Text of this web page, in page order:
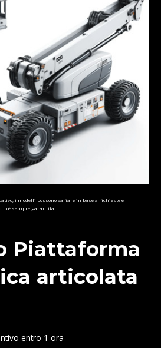
Piattaforma
articolata
entro 1 ora
i modelli possono variare in base a richieste e
è sempre garantita!